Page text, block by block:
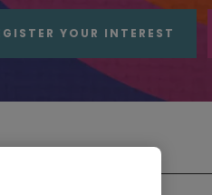
YOUR INTEREST